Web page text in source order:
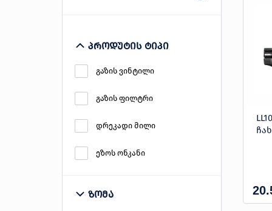
პროდუტის ტიპი
გაზის ვინტილი
გაზის ფილტრი
დრეკადი მილი
ეზოს ონკანი
ზომა